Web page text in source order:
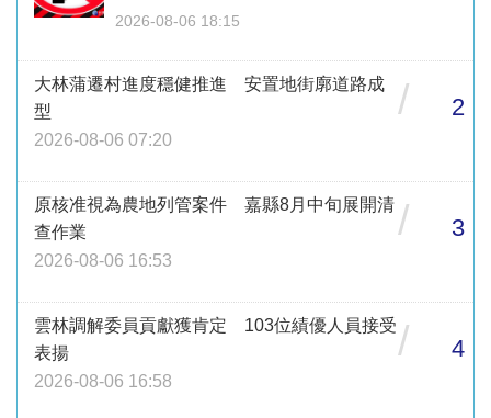
2026-08-06 18:15
大林蒲遷村進度穩健推進 安置地街廓道路成
型
2026-08-06 07:20
/ 2
原核准視為農地列管案件 嘉縣8月中旬展開清
查作業
2026-08-06 16:53
/ 3
雲林調解委員貢獻獲肯定 103位績優人員接受
表揚
2026-08-06 16:58
/ 4